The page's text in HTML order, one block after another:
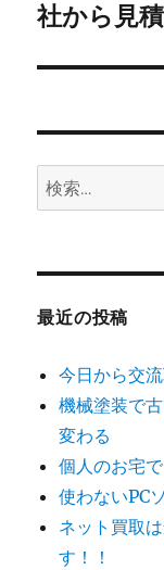
ー
シ
ン
の
稿:
社から見
検
索:
最近の投稿
今日から交
機械塗装で
変わる
個人のお宅
使わないPC
ネット買取
す！！